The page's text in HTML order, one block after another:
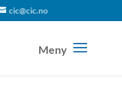
cic@cic.no